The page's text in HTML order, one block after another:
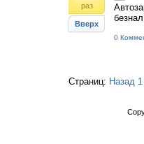
раз
Вверх
безнал
0
Страниц: Назад 1